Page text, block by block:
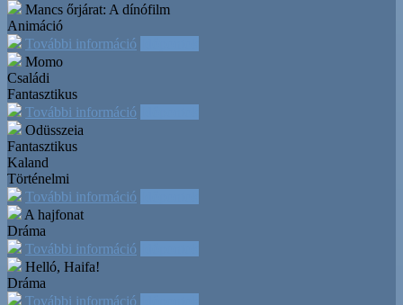
Mancs őrjárat: A dínófilm
Animáció
További információ
Momo
Családi
Fantasztikus
További információ
Odüsszeia
Fantasztikus
Kaland
Történelmi
További információ
A hajfonat
Dráma
További információ
Helló, Haifa!
Dráma
További információ